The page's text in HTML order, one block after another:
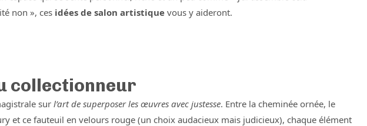
non », ces idées de salon artistique vous y aideront.
collectionneur
surl’art de superposer les œuvres avec justesse. Entre la cheminée ornée, le
et ce fauteuil en velours rouge (un choix audacieux mais judicieux), chaque élément